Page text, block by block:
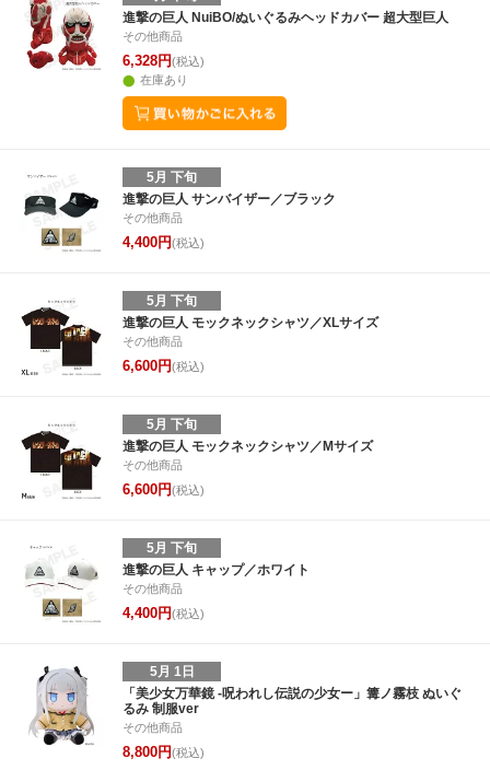
進撃の巨人 NuiBO/ぬいぐるみヘッドカバー 超大型巨人
その他商品
6,328円(税込)
在庫あり
5月 下旬
進撃の巨人 サンバイザー／ブラック
その他商品
4,400円(税込)
5月 下旬
進撃の巨人 モックネックシャツ／XLサイズ
その他商品
6,600円(税込)
5月 下旬
進撃の巨人 モックネックシャツ／Mサイズ
その他商品
6,600円(税込)
5月 下旬
進撃の巨人 キャップ／ホワイト
その他商品
4,400円(税込)
5月 1日
「美少女万華鏡 -呪われし伝説の少女ー」篝ノ霧枝 ぬいぐ
るみ 制服ver
その他商品
8,800円(税込)